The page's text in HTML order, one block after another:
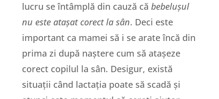
lucru se întâmplă din cauză că bebelușul
nu este atașat corect la sân. Deci este
important ca mamei să i se arate încă din
prima zi după naștere cum să atașeze
corect copilul la sân. Desigur, există
situații când lactația poate să scadă și